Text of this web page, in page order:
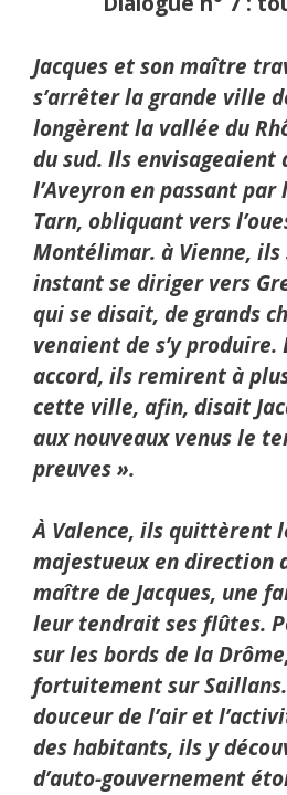
Jacques et son maître
s’arrêter la grande ville
longèrent la vallée du
du sud. Ils envisageaient
l’Aveyron en passant par
Tarn, obliquant vers
Montélimar. à Vienne, ils
instant se diriger vers
qui se disait, de grands
venaient de s’y produire.
accord, ils remirent à
cette ville, afin, disait
aux nouveaux venus le
preuves ».
À Valence, ils quittèrent
majestueux en direction
maître de Jacques, une
leur tendrait ses flûtes.
sur les bords de la
fortuitement sur
douceur de l’air et
des habitants, ils y
d’auto-gouvernement